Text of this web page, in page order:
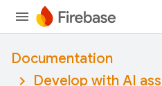
Documentation
Develop with AI